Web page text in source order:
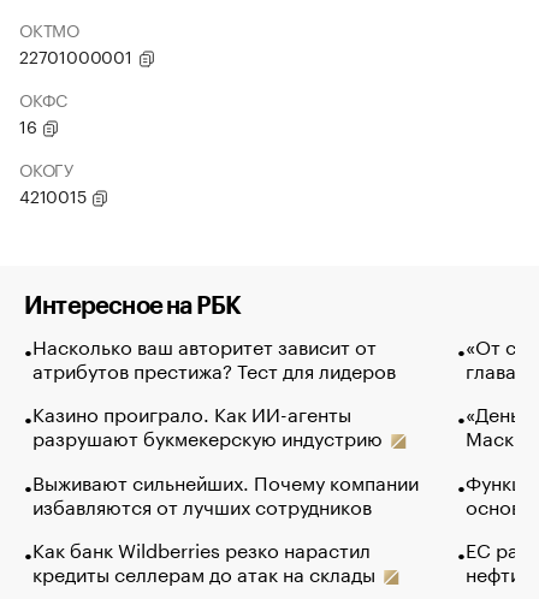
ОКТМО
22701000001
ОКФС
16
ОКОГУ
4210015
Интересное на РБК
Насколько ваш авторитет зависит от
атрибутов престижа? Тест для лидеров
Казино проиграло. Как ИИ-агенты
разрушают букмекерскую индустрию
Выживают сильнейших. Почему компании
избавляются от лучших сотрудников
Как банк Wildberries резко нарастил
кредиты селлерам до атак на склады
«От
глава
Маск в
основ
ЕС
нефти